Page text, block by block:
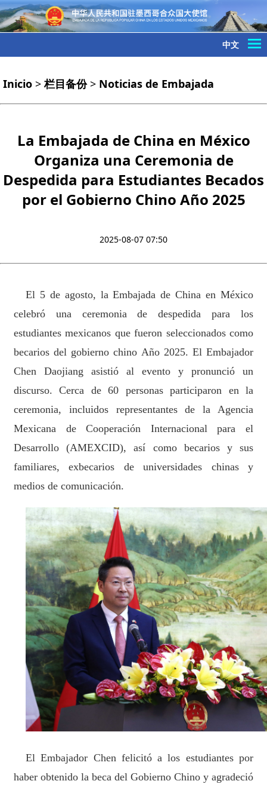
中文
Inicio >栏目备份> Noticias de Embajada
La Embajada de China en México
Organiza una Ceremonia de
Despedida para Estudiantes Becados
por el Gobierno Chino Año 2025
2025-08-07 07:50
El 5 de agosto, la Embajada de China en México
celebró una ceremonia de despedida para los
estudiantes mexicanos que fueron seleccionados como
becarios del gobierno chino Año 2025. El Embajador
Chen Daojiang asistió al evento y pronunció un
discurso. Cerca de 60 personas participaron en la
ceremonia, incluidos representantes de la Agencia
Mexicana de Cooperación Internacional para el
Desarrollo (AMEXCID), así como becarios y sus
familiares, exbecarios de universidades chinas y
medios de comunicación.
El Embajador Chen felicitó a los estudiantes por
haber obtenido la beca del Gobierno Chino y agradeció